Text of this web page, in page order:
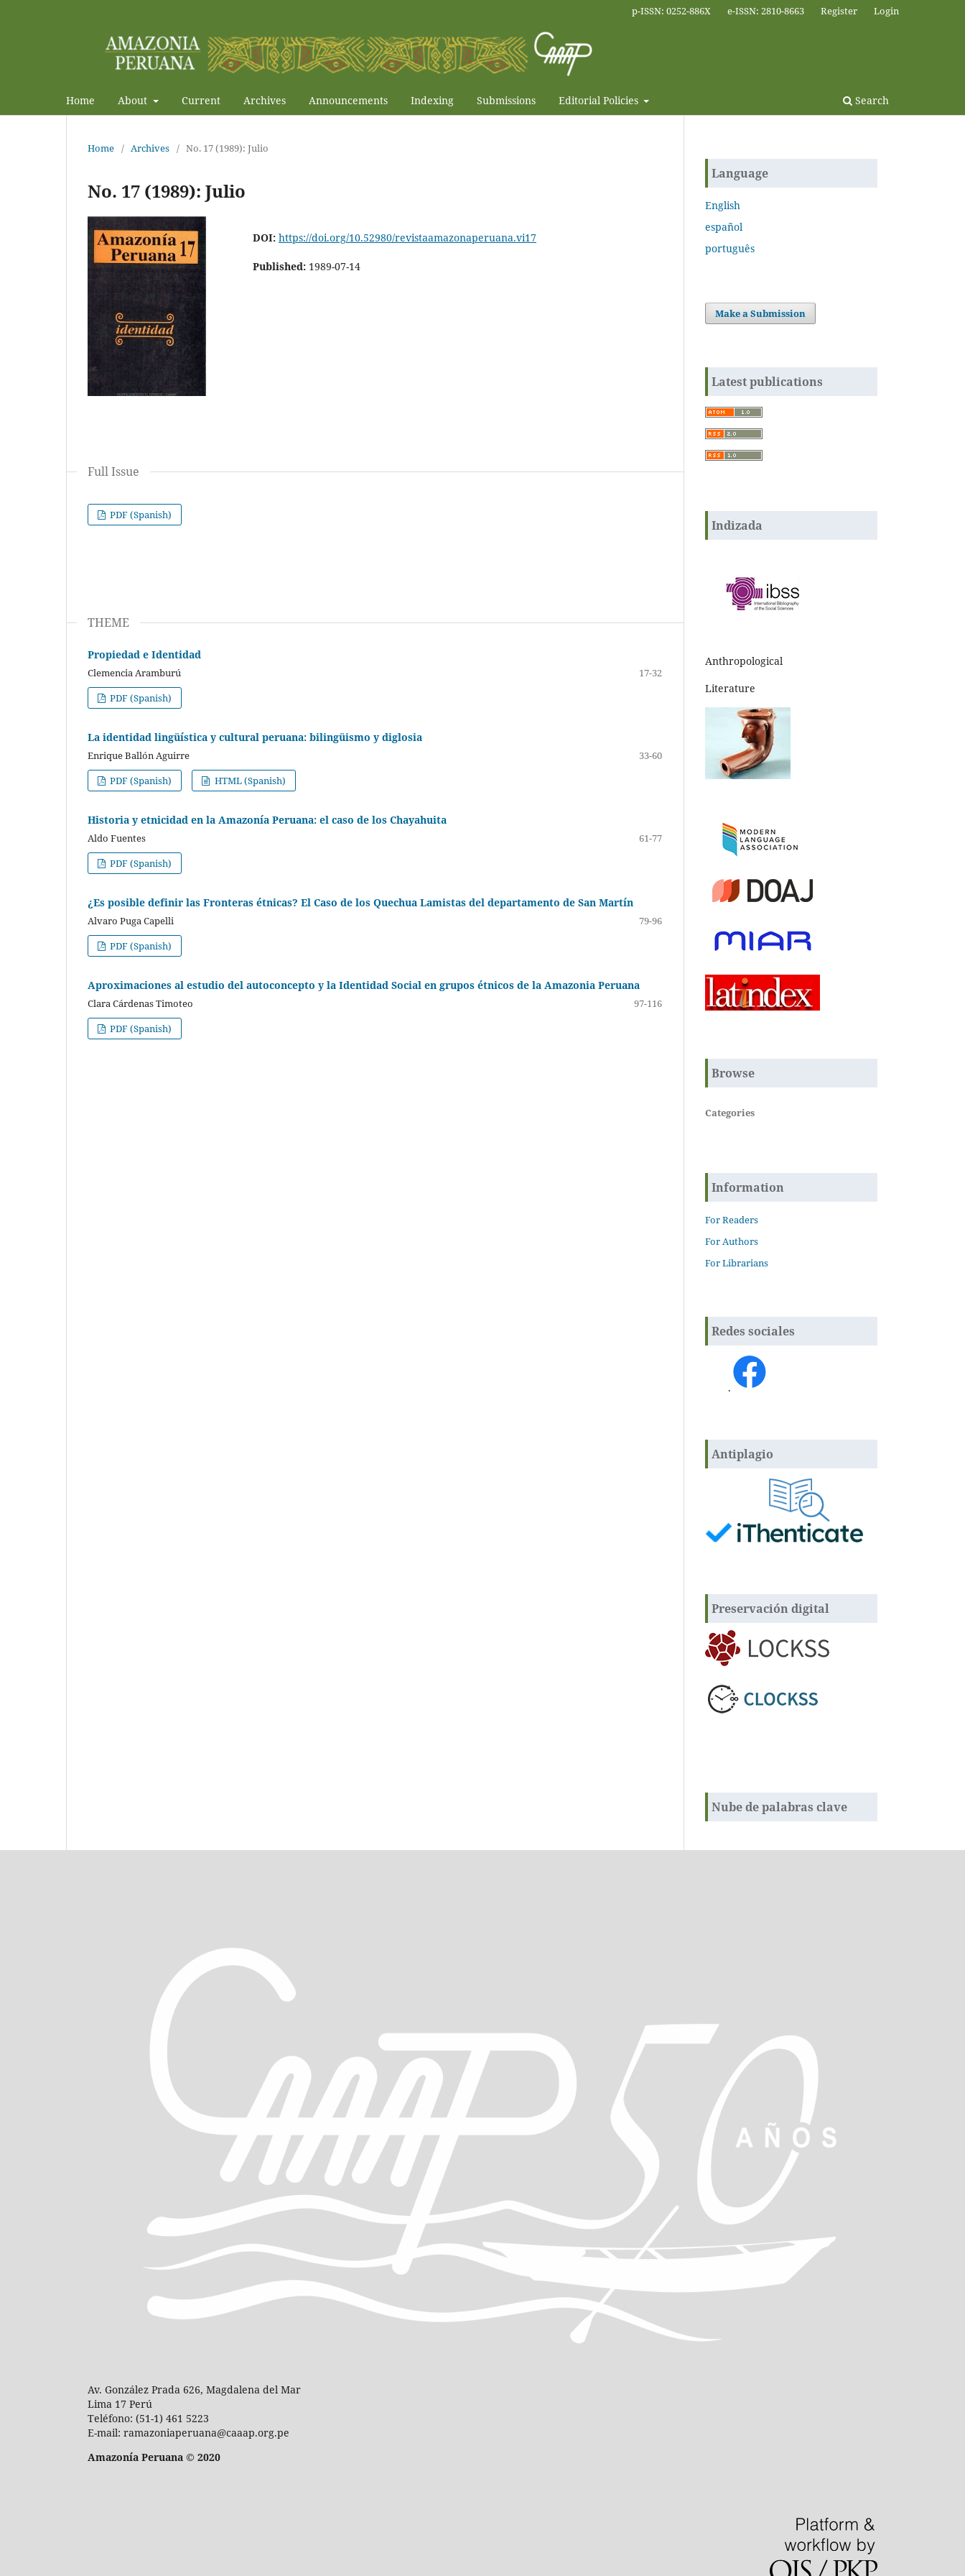
Home About Current Archives Announcements Indexing Submissions Editorial Policies Search
p-ISSN: 0252-886X e-ISSN: 2810-8663 Register Login
Home / Archives / No. 17 (1989): Julio
No. 17 (1989): Julio
DOI: https://doi.org/10.52980/revistaamazonaperuana.vi17
Published: 1989-07-14
Full Issue
PDF (Spanish)
THEME
Propiedad e Identidad
Clemencia Aramburú
17-32
PDF (Spanish)
La identidad lingüística y cultural peruana: bilingüismo y diglosia
Enrique Ballón Aguirre
33-60
PDF (Spanish)
HTML (Spanish)
Historia y etnicidad en la Amazonía Peruana: el caso de los Chayahuita
Aldo Fuentes
61-77
PDF (Spanish)
¿Es posible definir las Fronteras étnicas? El Caso de los Quechua Lamistas del departamento de San Martín
Alvaro Puga Capelli
79-96
PDF (Spanish)
Aproximaciones al estudio del autoconcepto y la Identidad Social en grupos étnicos de la Amazonia Peruana
Clara Cárdenas Timoteo
97-116
PDF (Spanish)
Language
English
español
português
Make a Submission
Latest publications
Indizada
Anthropological
Literature
Browse
Categories
Information
For Readers
For Authors
For Librarians
Redes sociales
.
Antiplagio
Preservación digital
Nube de palabras clave
Av. González Prada 626, Magdalena del Mar
Lima 17 Perú
Teléfono: (51-1) 461 5223
E-mail: ramazoniaperuana@caaap.org.pe
Amazonía Peruana © 2020